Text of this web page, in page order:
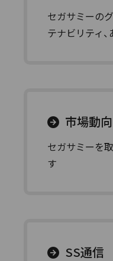
セガサミーの
テナビリティ
市場動向
セガサミーを
す
SS通信